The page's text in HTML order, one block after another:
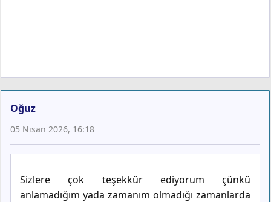
Oğuz
05 Nisan 2026, 16:18
Sizlere çok teşekkür ediyorum çünkü
anlamadığım yada zamanım olmadığı zamanlarda